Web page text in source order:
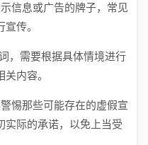
信息或广告的牌子，常见
传。
，需要根据具体情境进行
内容。
惕那些可能存在的虚假宣
实际的承诺，以免上当受